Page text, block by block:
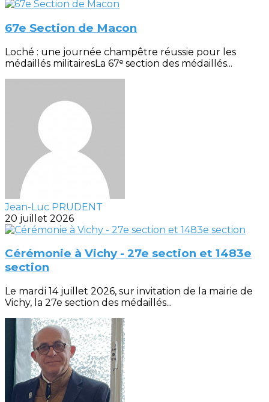
67e Section de Macon
Loché : une journée champêtre réussie pour les
médaillés militairesLa 67ᵉ section des médaillés...
Jean-Luc PRUDENT
20 juillet 2026
Cérémonie à Vichy - 27e section et 1483e
section
Le mardi 14 juillet 2026, sur invitation de la mairie de
Vichy, la 27e section des médaillés...